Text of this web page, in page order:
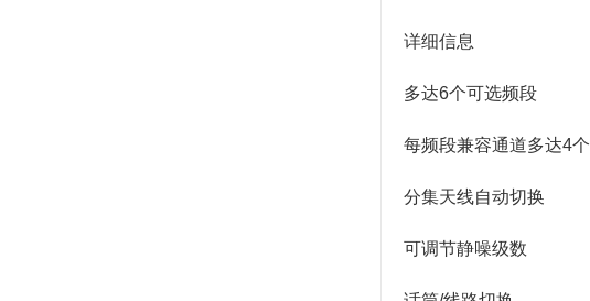
详细信息
多达6个可选频段
每频段兼容通道多达4个
分集天线自动切换
可调节静噪级数